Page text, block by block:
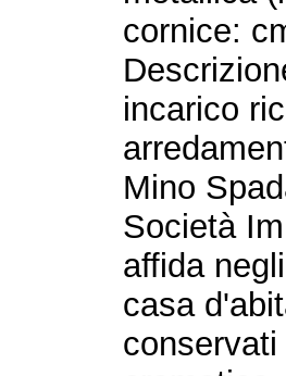
cornice:
incarico
Mino
Società
affida
casa